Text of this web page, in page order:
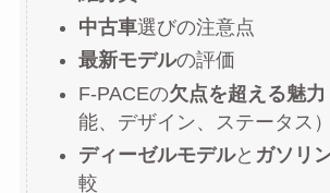
中古車選びの注意点
最新モデルの評価
F-PACEの欠点を超える魅力
能、デザイン、ステータス）
ディーゼルモデルと ガソリ
較